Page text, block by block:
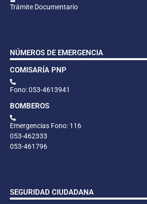
Trámite Documentario
NÚMEROS DE EMERGENCIA
COMISARÍA PNP
Fono: 053-4613941
BOMBEROS
Emergencias Fono: 116
053-462333
053-461796
SEGURIDAD CIUDADANA